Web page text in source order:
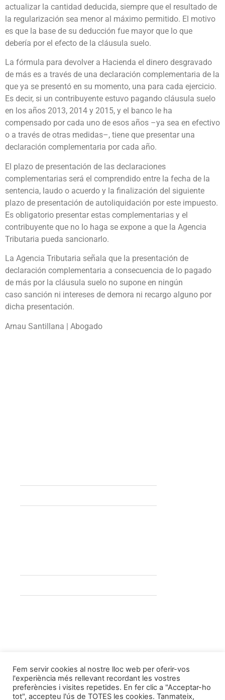
actualizar la cantidad deducida, siempre que el resultado de
la regularización sea menor al máximo permitido. El motivo
es que la base de su deducción fue mayor que lo que
debería por el efecto de la cláusula suelo.
La fórmula para devolver a Hacienda el dinero desgravado
de más es a través de una declaración complementaria de la
que ya se presentó en su momento, una para cada ejercicio.
Es decir, si un contribuyente estuvo pagando cláusula suelo
en los años 2013, 2014 y 2015, y el banco le ha
compensado por cada uno de esos años –ya sea en efectivo
o a través de otras medidas–, tiene que presentar una
declaración complementaria por cada año.
El plazo de presentación de las declaraciones
complementarias será el comprendido entre la fecha de la
sentencia, laudo o acuerdo y la finalización del siguiente
plazo de presentación de autoliquidación por este impuesto.
Es obligatorio presentar estas complementarias y el
contribuyente que no lo haga se expone a que la Agencia
Tributaria pueda sancionarlo.
La Agencia Tributaria señala que la presentación de
declaración complementaria a consecuencia de lo pagado
de más por la cláusula suelo no supone en ningún
caso sanción ni intereses de demora ni recargo alguno por
dicha presentación.
Arnau Santillana | Abogado
Fem servir cookies al nostre lloc web per oferir-vos
l'experiència més rellevant recordant les vostres
preferències i visites repetides. En fer clic a "Acceptar-ho
tot", accepteu l'ús de TOTES les cookies. Tanmateix,